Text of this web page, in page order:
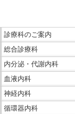
で
本
文
で
す。
こ
こ
か
ら
サ
イ
ド
メ
診療科のご案内
総合診療科
内分泌・代謝内科
血液内科
神経内科
循環器内科